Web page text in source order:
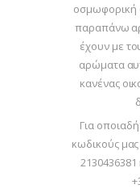
οσμωφορική
παραπάνω
έχουν με
αρώματα
κανένας
Για
κωδικούς